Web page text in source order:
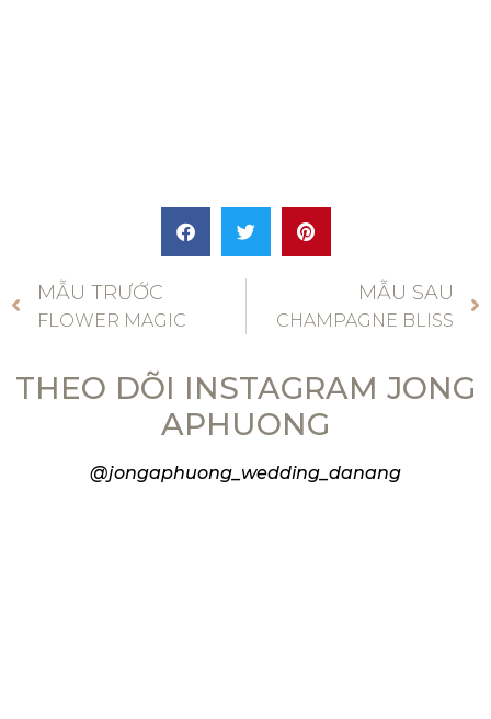
MẪU TRƯỚC
FLOWER MAGIC
MẪU SAU
CHAMPAGNE BLISS
THEO DÕI INSTAGRAM JONG
APHUONG
@jongaphuong_wedding_danang